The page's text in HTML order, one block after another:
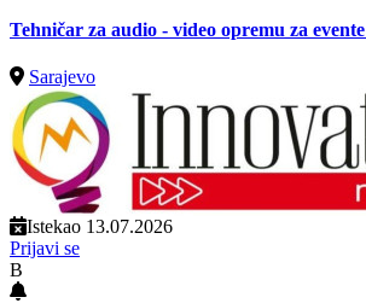
Tehničar za audio - video opremu za evente
Sarajevo
Istekao 13.07.2026
Prijavi se
B